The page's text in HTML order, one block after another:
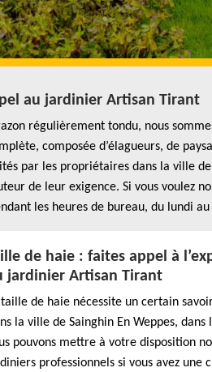
au jardinier Artisan Tirant
régulièrement tondu, nous
composée d’élagueurs, de
par les propriétaires dans la ville de
de leur exigence. Si vous voulez
les heures de bureau, du lundi
de haie : faites appel à
jardinier Artisan Tirant
taille de haie nécessite un certain
la ville de Sainghin En Weppes, dans
pouvons mettre à votre disposition
professionnels si vous avez une